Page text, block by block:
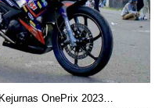
OnePrix 2023…